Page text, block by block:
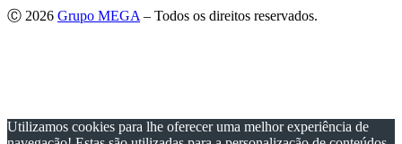
Ⓒ 2026 Grupo MEGA – Todos os direitos reservados.
Utilizamos cookies para lhe oferecer uma melhor experiência de